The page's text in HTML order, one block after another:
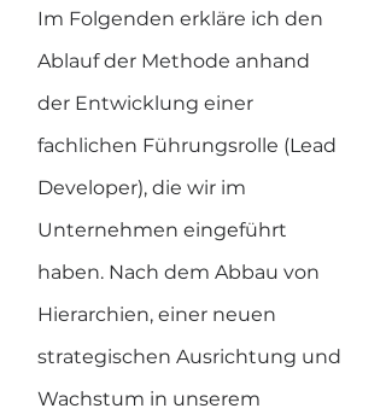
Im Folgenden erkläre ich den
Ablauf der Methode anhand
der Entwicklung einer
fachlichen Führungsrolle (Lead
Developer), die wir im
Unternehmen eingeführt
haben. Nach dem Abbau von
Hierarchien, einer neuen
strategischen Ausrichtung und
Wachstum in unserem